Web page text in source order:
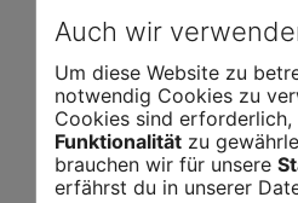
Auch wir
Um diese Website zu
notwendig Cookies zu
Cookies sind erforderlich,
Funktionalitätzu
brauchen wir für unsere
erfährst du in unserer